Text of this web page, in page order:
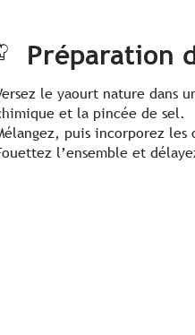
Préparation
le yaourt nature dans
et la pincée de sel.
puis incorporez
l’ensemble et